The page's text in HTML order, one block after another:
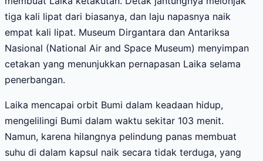
tiga kali lipat dari biasanya, dan laju napasnya naik
empat kali lipat. Museum Dirgantara dan Antariksa
Nasional (National Air and Space Museum) menyimpan
cetakan yang menunjukkan pernapasan Laika selama
penerbangan.
Laika mencapai orbit Bumi dalam keadaan hidup,
mengelilingi Bumi dalam waktu sekitar 103 menit.
Namun, karena hilangnya pelindung panas membuat
suhu di dalam kapsul naik secara tidak terduga, yang